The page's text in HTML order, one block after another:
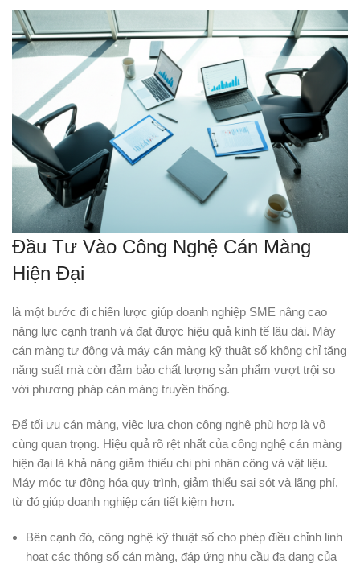
Đầu Tư Vào Công Nghệ Cán Màng
Hiện Đại
là một bước đi chiến lược giúp doanh nghiệp SME nâng cao
năng lực cạnh tranh và đạt được hiệu quả kinh tế lâu dài. Máy
cán màng tự động và máy cán màng kỹ thuật số không chỉ tăng
năng suất mà còn đảm bảo chất lượng sản phẩm vượt trội so
với phương pháp cán màng truyền thống.
Để tối ưu cán màng, việc lựa chọn công nghệ phù hợp là vô
cùng quan trọng. Hiệu quả rõ rệt nhất của công nghệ cán màng
hiện đại là khả năng giảm thiểu chi phí nhân công và vật liệu.
Máy móc tự động hóa quy trình, giảm thiểu sai sót và lãng phí,
từ đó giúp doanh nghiệp cán tiết kiệm hơn.
Bên cạnh đó, công nghệ kỹ thuật số cho phép điều chỉnh linh
hoạt các thông số cán màng, đáp ứng nhu cầu đa dạng của